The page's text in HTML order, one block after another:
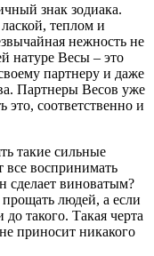
знак зодиака.
теплом и
нежность не
натуре Весы – это
партнеру и даже
Партнеры Весов уже
это, соответственно и
такие сильные
все воспринимать
сделает виноватым?
людей, а если
такого. Такая черта
приносит никакого